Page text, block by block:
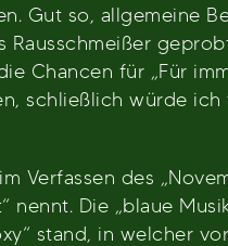
Gut so, allgemeine
Chancen für „Für
schließlich würde
Verfassen des
nennt. Die „blaue
stand, in welcher